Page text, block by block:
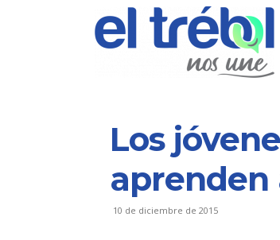
Los
aprenden
10 de diciembre de 2015